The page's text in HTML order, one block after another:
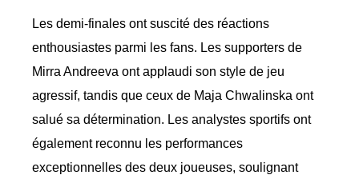
Les demi-finales ont suscité des réactions
enthousiastes parmi les fans. Les supporters de
Mirra Andreeva ont applaudi son style de jeu
agressif, tandis que ceux de Maja Chwalinska ont
salué sa détermination. Les analystes sportifs ont
également reconnu les performances
exceptionnelles des deux joueuses, soulignant